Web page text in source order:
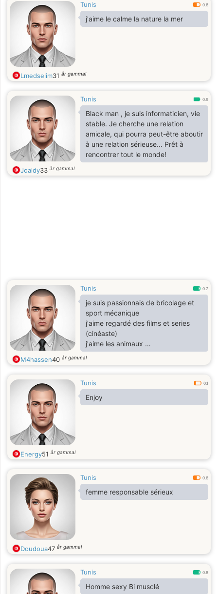
Tunis 0.6
j'aime le calme la nature la mer
Lmedselim31 år gammal
Tunis 0.9
Black man , je suis informaticien, vie
stable. Je cherche une relation
amicale, qui pourra peut-être aboutir
à une relation sérieuse... Prêt à
rencontrer tout le monde!
Joaldy33 år gammal
Tunis 0.7
je suis passionnais de bricolage et
sport mécanique
j'aime regardé des films et series
(cinéaste)
j'aime les animaux
M4hassen40 år gammal
Tunis 0.1
Enjoy
Energy51 år gammal
Tunis 0.6
femme responsable sérieux
Doudoua47 år gammal
Tunis 0.8
Homme sexy Bi musclé